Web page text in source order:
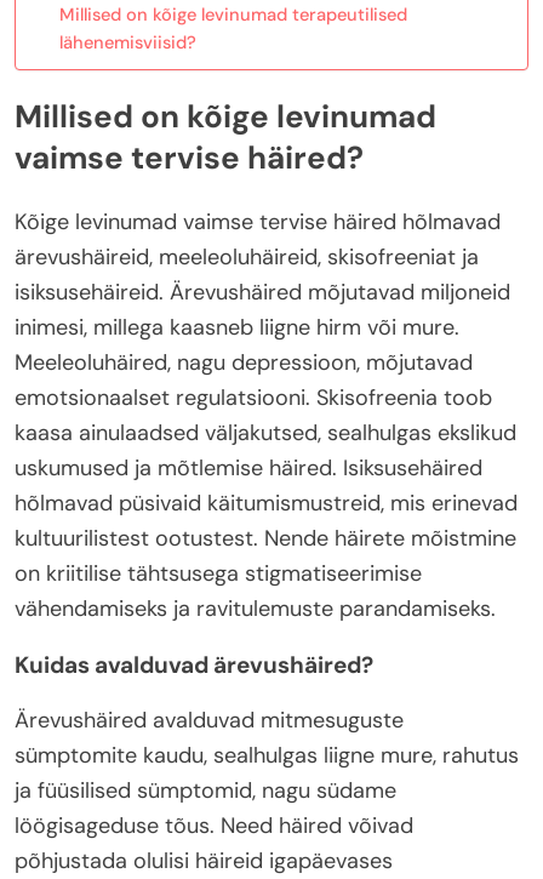
Millised on kõige levinumad terapeutilised
lähenemisviisid?
Millised on kõige levinumad
vaimse tervise häired?
Kõige levinumad vaimse tervise häired hõlmavad
ärevushäireid, meeleoluhäireid, skisofreeniat ja
isiksusehäireid. Ärevushäired mõjutavad miljoneid
inimesi, millega kaasneb liigne hirm või mure.
Meeleoluhäired, nagu depressioon, mõjutavad
emotsionaalset regulatsiooni. Skisofreenia toob
kaasa ainulaadsed väljakutsed, sealhulgas ekslikud
uskumused ja mõtlemise häired. Isiksusehäired
hõlmavad püsivaid käitumismustreid, mis erinevad
kultuurilistest ootustest. Nende häirete mõistmine
on kriitilise tähtsusega stigmatiseerimise
vähendamiseks ja ravitulemuste parandamiseks.
Kuidas avalduvad ärevushäired?
Ärevushäired avalduvad mitmesuguste
sümptomite kaudu, sealhulgas liigne mure, rahutus
ja füüsilised sümptomid, nagu südame
löögisageduse tõus. Need häired võivad
põhjustada olulisi häireid igapäevases